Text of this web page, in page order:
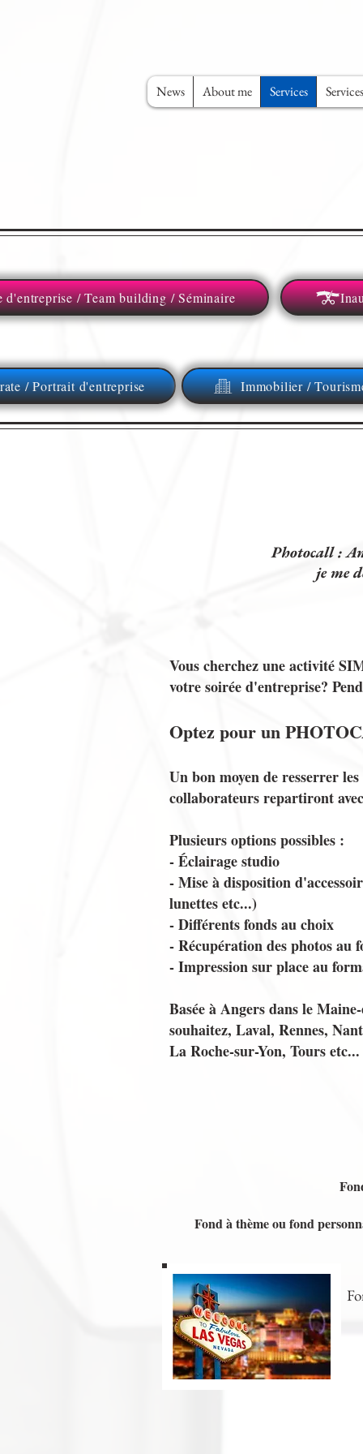
News About me Services Services
d'entreprise / Team building / Séminaire
/ Portrait d'entreprise Immobilier /
Photocall :
je me
Vous cherchez une activité
votre soirée d'entreprise?
Optez pour un
Un bon moyen de resserrer
collaborateurs repartiront
Plusieurs options possibles :
- Éclairage studio
- Mise à disposition
lunettes etc...)
- Différents fonds au choix
- Récupération des photos au
- Impression sur place au
Basée à Angers dans le
souhaitez, Laval, Rennes,
La Roche-sur-Yon, Tours etc...
Fond à thème ou fond